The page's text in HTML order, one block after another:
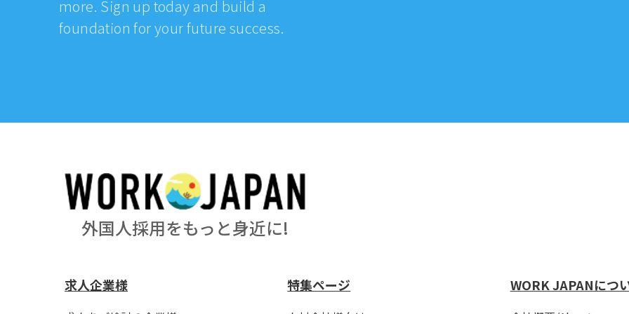
more. Sign up today and build a
foundation for your future success.
外国人採用をもっと身近に!
求人企業様 特集ページ WORK JAPANにつ